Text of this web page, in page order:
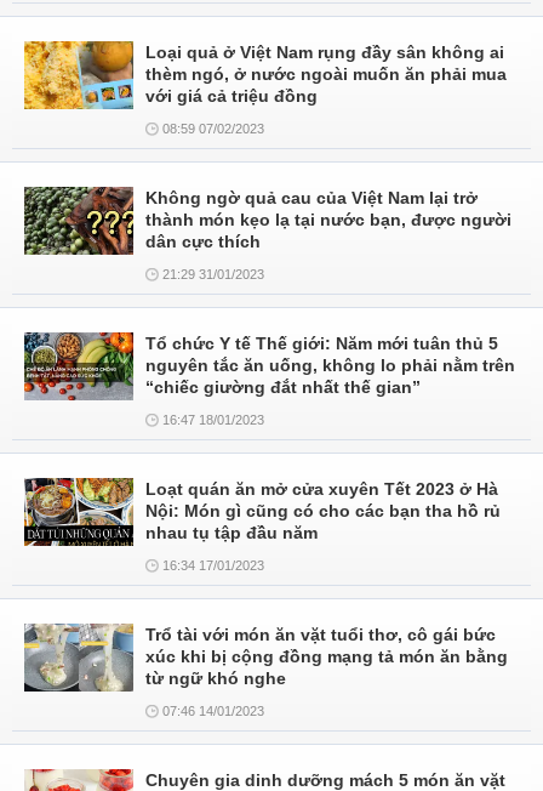
Loại quả ở Việt Nam rụng đầy sân không ai
thèm ngó, ở nước ngoài muốn ăn phải mua
với giá cả triệu đồng
08:59 07/02/2023
Không ngờ quả cau của Việt Nam lại trở
thành món kẹo lạ tại nước bạn, được người
dân cực thích
21:29 31/01/2023
Tổ chức Y tế Thế giới: Năm mới tuân thủ 5
nguyên tắc ăn uống, không lo phải nằm trên
“chiếc giường đắt nhất thế gian”
16:47 18/01/2023
Loạt quán ăn mở cửa xuyên Tết 2023 ở Hà
Nội: Món gì cũng có cho các bạn tha hồ rủ
nhau tụ tập đầu năm
16:34 17/01/2023
Trổ tài với món ăn vặt tuổi thơ, cô gái bức
xúc khi bị cộng đồng mạng tả món ăn bằng
từ ngữ khó nghe
07:46 14/01/2023
Chuyên gia dinh dưỡng mách 5 món ăn vặt